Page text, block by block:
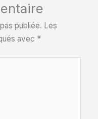
publiée. Les
avec *